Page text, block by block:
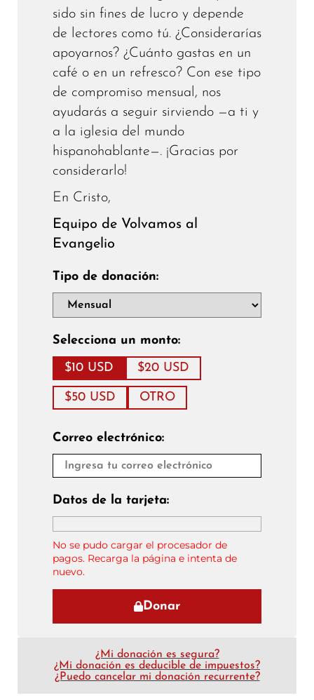
sido sin fines de lucro y depende
de lectores como tú. ¿Considerarías
apoyarnos? ¿Cuánto gastas en un
café o en un refresco? Con ese tipo
de compromiso mensual, nos
ayudarás a seguir sirviendo —a ti y
a la iglesia del mundo
hispanohablante—. ¡Gracias por
considerarlo!
En Cristo,
Equipo de Volvamos al
Evangelio
Tipo de donación:
Selecciona un monto:
$10 USD $20 USD
$50 USD OTRO
Correo electrónico:
Datos de la tarjeta:
No se pudo cargar el procesador de
pagos. Recarga la página e intenta de
nuevo.
Donar
¿Mi donación es segura?
¿Mi donación es deducible de impuestos?
¿Puedo cancelar mi donación recurrente?